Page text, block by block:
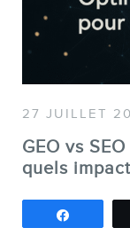
27 JUILLET
GEO vs
quels